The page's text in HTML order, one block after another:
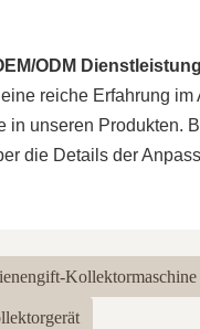
ODM
reiche Erfahrung im
in unseren Produkten.
die Details der
Kollektormaschine